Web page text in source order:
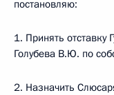
постановляю:
1. Принять отставку
Голубева В.Ю. по
2. Назначить